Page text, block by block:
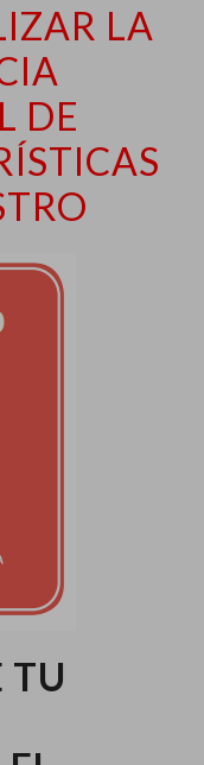
LA
DE
TU